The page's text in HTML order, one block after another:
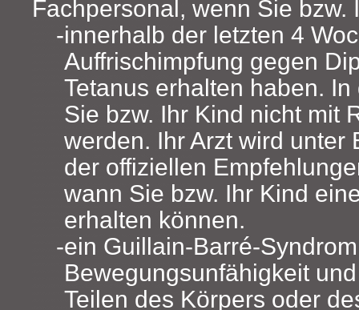
Fachpersonal, wenn Sie bzw.
innerhalb der letzten 4
Auffrischimpfung gegen
Tetanus erhalten haben.
Sie bzw. Ihr Kind nicht mit
werden. Ihr Arzt wird unter
der offiziellen
wann Sie bzw. Ihr Kind
erhalten können.
ein Guillain-Barré-
Bewegungsunfähigkeit
Teilen des Körpers oder